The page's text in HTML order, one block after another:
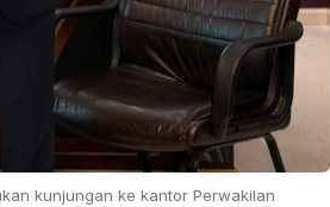
kunjungan ke kantor Perwakilan